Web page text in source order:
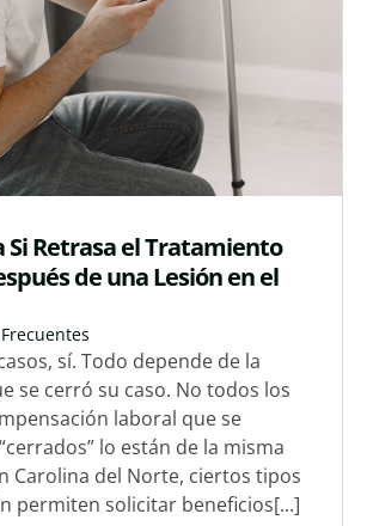
Si Retrasa el Tratamiento
de una Lesión en el
sí. Todo depende de la
se cerró su caso. No todos los
laboral que se
lo están de la misma
Carolina del Norte, ciertos tipos
permiten solicitar beneficios[...]